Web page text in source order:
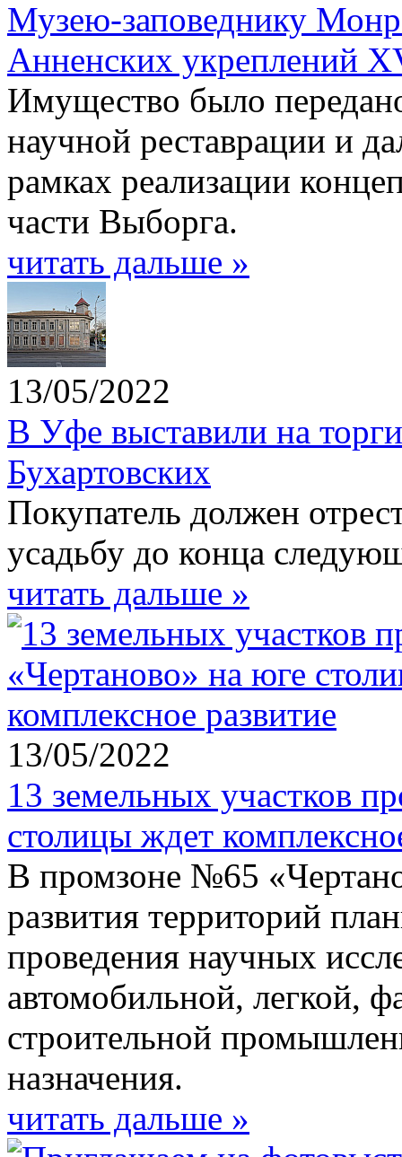
Музею-заповеднику
Анненских укреплений
Имущество было
научной реставрации и
рамках реализации
части Выборга.
читать дальше »
13/05/2022
В Уфе выставили на
Бухартовских
Покупатель должен
усадьбу до конца
читать дальше »
13/05/2022
​13 земельных участков
столицы ждет
В промзоне №65
развития территорий
проведения научных
автомобильной, легкой,
строительной
назначения.
читать дальше »